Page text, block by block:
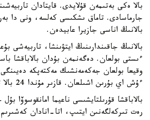
بالا ەكى بەتىمەن قۇلايدى. قايتادان
جارماسادى. تاماق ىشكىسى كەلسە، ونى دا
بالانىڭ اناسى جازيرا عابيدەن.
بالانىڭ جاقىندارىنىڭ ايتۋىنشا، تاربيەشى
ءىستى بولعان. دەگەنمەن بۇدان بالاباقشا
وقيعا بولعان جەكەمەنشىك مەكتەپكە
ءۇش اي بۇرىن اشىلعان. قازىر مۇندا 24 بالا تاربيەلەنەدى.
بالاباقشا قۇرىلتايشىسى ناعيما امانقوسوۆا
رەت تىركەلگەنىن ايتىپ، اتا-انادان